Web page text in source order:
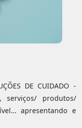
DE CUIDADO -
serviços/ produtos/
apresentando e